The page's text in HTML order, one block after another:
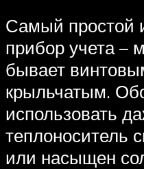
Самый простой
прибор учета –
бывает
крыльчатым.
использовать
теплоноситель
или насыщен